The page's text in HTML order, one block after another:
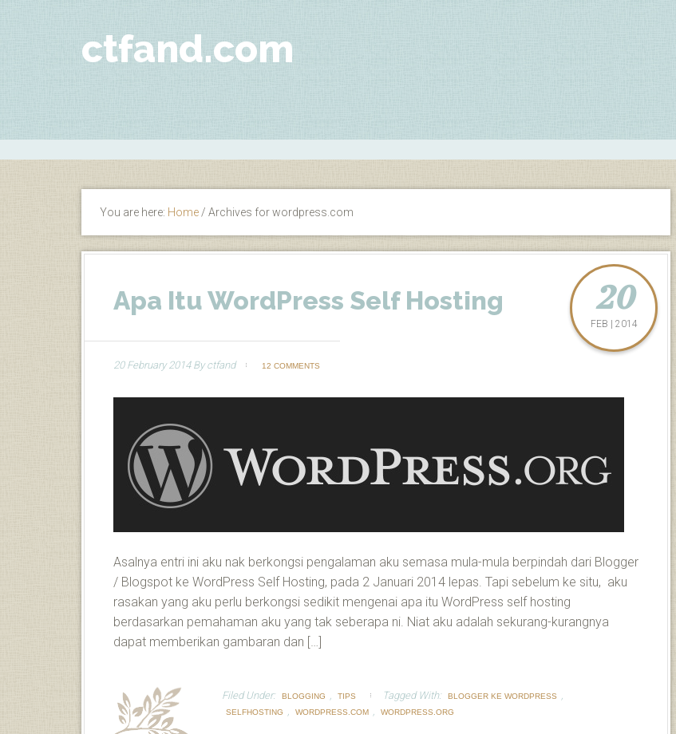
ctfand.com
You are here: Home / Archives for wordpress.com
Apa Itu WordPress Self Hosting 20
FEB | 2014
20 February 2014Byctfand 12 COMMENTS
Asalnya entri ini aku nak berkongsi pengalaman aku semasa mula-mula berpindah dari Blogger
/ Blogspot ke WordPress Self Hosting, pada 2 Januari 2014 lepas. Tapi sebelum ke situ, aku
rasakan yang aku perlu berkongsi sedikit mengenai apa itu WordPress self hosting
berdasarkan pemahaman aku yang tak seberapa ni. Niat aku adalah sekurang-kurangnya
dapat memberikan gambaran dan […]
Filed Under: BLOGGING , TIPS Tagged With: BLOGGER KE WORDPRESS ,
SELFHOSTING , WORDPRESS.COM , WORDPRESS.ORG